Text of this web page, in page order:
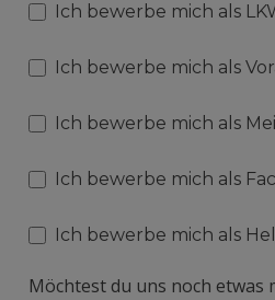
Ich bewerbe mich als
Ich bewerbe mich als
Ich bewerbe mich als
Ich bewerbe mich als
Ich bewerbe mich als
Möchtest du uns noch etwas